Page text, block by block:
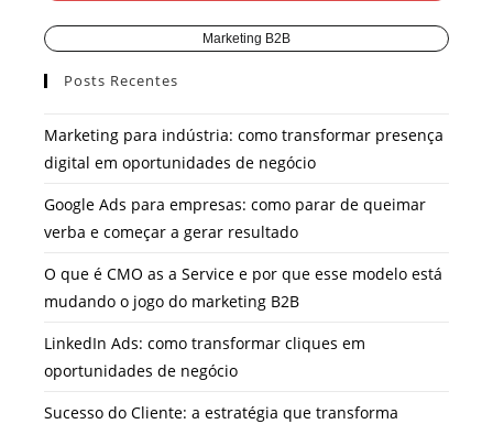
Marketing B2B
Posts Recentes
Marketing para indústria: como transformar presença
digital em oportunidades de negócio
Google Ads para empresas: como parar de queimar
verba e começar a gerar resultado
O que é CMO as a Service e por que esse modelo está
mudando o jogo do marketing B2B
LinkedIn Ads: como transformar cliques em
oportunidades de negócio
Sucesso do Cliente: a estratégia que transforma